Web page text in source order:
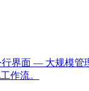
行界面 — 大规模管
作流。